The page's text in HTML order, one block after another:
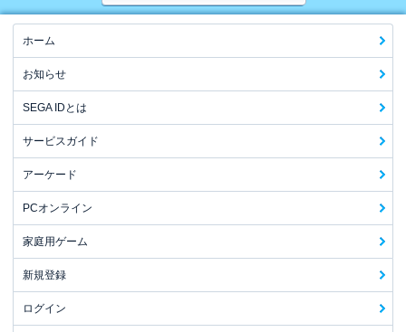
ホーム
お知らせ
SEGA IDとは
サービスガイド
アーケード
PCオンライン
家庭用ゲーム
新規登録
ログイン